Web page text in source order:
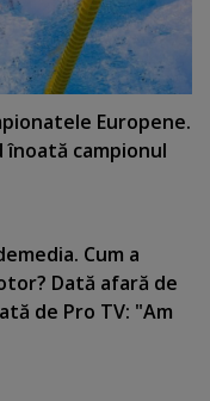
Europene.
campionul
Cum a
Dată afară de
de Pro TV: "Am